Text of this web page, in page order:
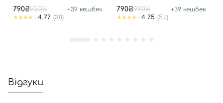
790₴950₴ +39 кешбек
4.77 (30)
790₴990₴ +39 кешбек
4.75 (52)
Відгуки